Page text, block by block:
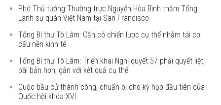
Phó Thủ tướng Thường trực Nguyễn Hòa Bình thăm Tổng
Lãnh sự quán Việt Nam tại San Francisco
Tổng Bí thư Tô Lâm: Cần có chiến lược cụ thể nhằm tái cơ
cấu nền kinh tế
Tổng Bí thư Tô Lâm: Triển khai Nghị quyết 57 phải quyết liệt,
bài bản hơn, gắn với kết quả cụ thể
Cuộc bầu cử thành công, chuẩn bị cho kỳ họp đầu tiên của
Quốc hội khóa XVI